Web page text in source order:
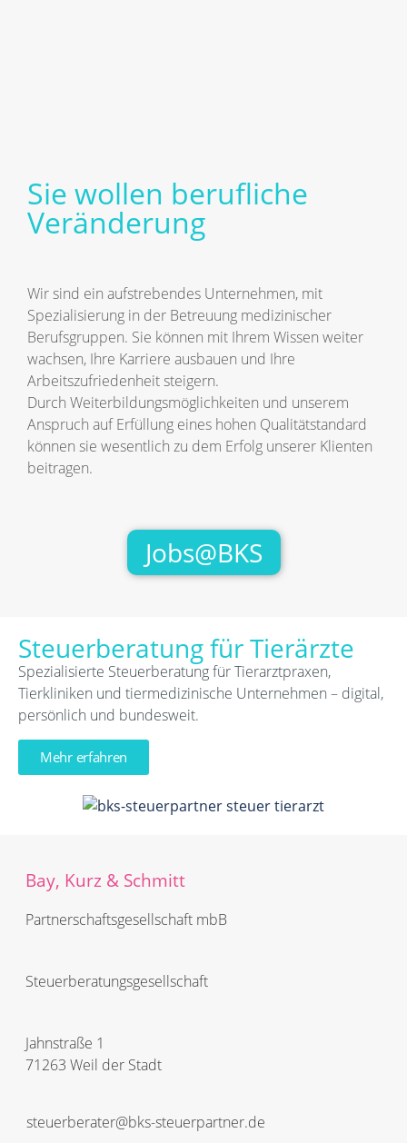
Sie wollen berufliche
Veränderung
Wir sind ein aufstrebendes Unternehmen, mit
Spezialisierung in der Betreuung medizinischer
Berufsgruppen. Sie können mit Ihrem Wissen weiter
wachsen, Ihre Karriere ausbauen und Ihre
Arbeitszufriedenheit steigern.
Durch Weiterbildungsmöglichkeiten und unserem
Anspruch auf Erfüllung eines hohen Qualitätstandard
können sie wesentlich zu dem Erfolg unserer Klienten
beitragen.
Jobs@BKS
Steuerberatung für Tierärzte
Spezialisierte Steuerberatung für Tierarztpraxen,
Tierkliniken und tiermedizinische Unternehmen – digital,
persönlich und bundesweit.
Mehr erfahren
Bay, Kurz & Schmitt
Partnerschafts­­gesellschaft mbB
Steuerberatungs­­gesellschaft
Jahnstraße 1
71263 Weil der Stadt
steuerberater@bks-steuerpartner.de